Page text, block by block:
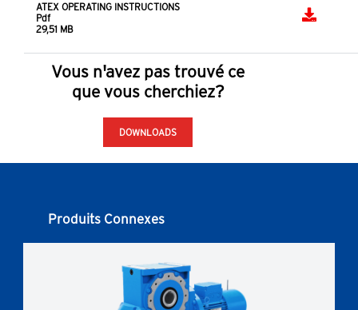
ATEX OPERATING INSTRUCTIONS
Pdf
29,51 MB
Vous n'avez pas trouvé ce
que vous cherchiez?
DOWNLOADS
Produits Connexes